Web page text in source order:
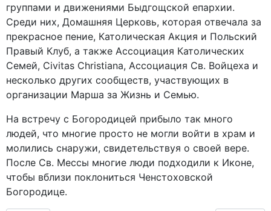
группами и движениями Быдгощской епархии.
Среди них, Домашняя Церковь, которая отвечала за
прекрасное пение, Католическая Акция и Польский
Правый Клуб, а также Ассоциация Католических
Семей, Civitas Christiana, Ассоциация Св. Войцеха и
несколько других сообществ, участвующих в
организации Марша за Жизнь и Семью.
На встречу с Богородицей прибыло так много
людей, что многие просто не могли войти в храм и
молились снаружи, свидетельствуя о своей вере.
После Св. Мессы многие люди подходили к Иконе,
чтобы вблизи поклониться Ченстоховской
Богородице.